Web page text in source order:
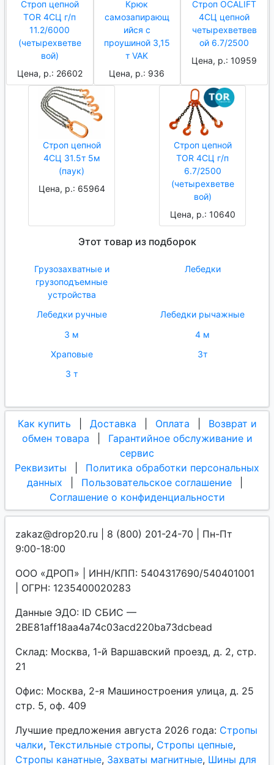
Строп цепной
TOR 4СЦ г/п
11.2/6000
(четырехветве
вой)
Цена, р.: 26602
Крюк
самозапирающ
ийся с
проушиной 3,15
т VAK
Цена, р.: 936
Строп OCALIFT
4СЦ цепной
четырехветвев
ой 6.7/2500
Цена, р.: 10959
Строп цепной
4СЦ 31.5т 5м
(паук)
Цена, р.: 65964
Строп цепной
TOR 4СЦ г/п
6.7/2500
(четырехветве
вой)
Цена, р.: 10640
Этот товар из подборок
Грузозахватные и
грузоподъемные
устройства
Лебедки
Лебедки ручные
Лебедки рычажные
3 м
4 м
Храповые
3т
3 т
Как купить Доставка Оплата
Возврат и
обмен товара
Гарантийное обслуживание и
сервис
Реквизиты
Политика обработки персональных
данных
Пользовательское соглашение
Соглашение о конфиденциальности
zakaz@drop20.ru | 8 (800) 201-24-70 | Пн-Пт
9:00-18:00
ООО «ДРОП» | ИНН/КПП: 5404317690/540401001
| ОГРН: 1235400020283
Данные ЭДО: ID СБИС —
2BE81aff18aa4a74c03acd220ba73dcbead
Склад: Москва, 1-й Варшавский проезд, д. 2, стр.
21
Офис: Москва, 2-я Машиностроения улица, д. 25
стр. 5, оф. 409
Лучшие предложения августа 2026 года: Стропы
чалки, Текстильные стропы, Стропы цепные,
Стропы канатные, Захваты магнитные, Шины для